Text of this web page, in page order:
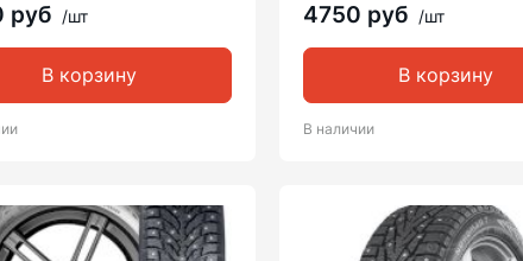
руб /шт
В корзину
4750 руб /шт
В корзину
В наличии